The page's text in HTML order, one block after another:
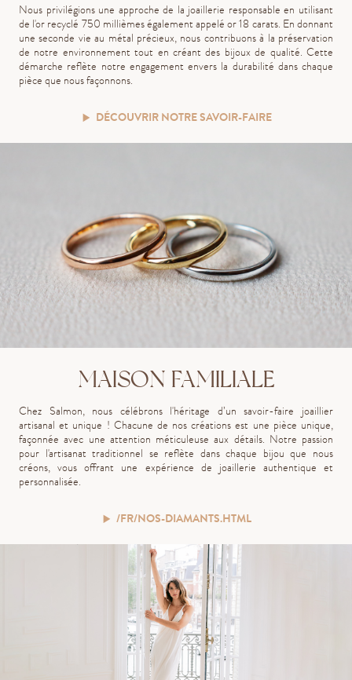
Nous privilégions une approche de la joaillerie responsable en utilisant
de l'or recyclé 750 millièmes également appelé or 18 carats. En donnant
une seconde vie au métal précieux, nous contribuons à la préservation
de notre environnement tout en créant des bijoux de qualité. Cette
démarche reflète notre engagement envers la durabilité dans chaque
pièce que nous façonnons.
DÉCOUVRIR NOTRE SAVOIR-FAIRE
MAISON FAMILIALE
Chez Salmon, nous célébrons l'héritage d’un savoir-faire joaillier
artisanal et unique ! Chacune de nos créations est une pièce unique,
façonnée avec une attention méticuleuse aux détails. Notre passion
pour l'artisanat traditionnel se reflète dans chaque bijou que nous
créons, vous offrant une expérience de joaillerie authentique et
personnalisée.
/FR/NOS-DIAMANTS.HTML